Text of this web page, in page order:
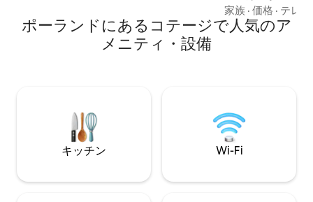
ドの間にあるサンラウンジャーで、平和
を見つけ、呼吸し、夢を見るのに役立ち
ーベキューグリルもあります。
にあります。 ハ
ポーツ、自然愛好
ワードローブ、シ
トテレビ、モダン
てのモダンな機能
家族 ·価格 · テレビ
ポーランドにあるコテージで人気のア
メニティ・設備
キッチン Wi-Fi